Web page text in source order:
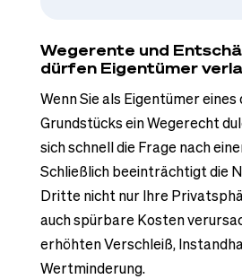
Wegerente und
dürfen Eigentümer
Wenn Sie als Eigentümer eines
Grundstücks ein Wegerecht
sich schnell die Frage nach
Schließlich beeinträchtigt die
Dritte nicht nur Ihre
auch spürbare Kosten
erhöhten Verschleiß,
Wertminderung.